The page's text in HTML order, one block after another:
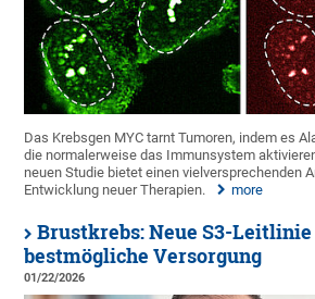
Das Krebsgen MYC tarnt Tumoren, indem es
die normalerweise das Immunsystem
neuen Studie bietet einen vielversprechenden
Entwicklung neuer Therapien.
more
Brustkrebs: Neue S3-
bestmögliche Versorgung
01/22/2026